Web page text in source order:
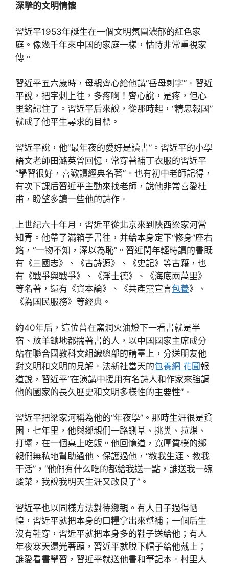
深摯的文明情懷
習近平1953年誕生在一個文明氛圍濃郁的紅色家
庭。像幾千年來中國的家庭一樣，怙恃非常重視家
傳。
習近平五六歲時，母親齊心給他講“岳母刺字”。習近
平說，把字刺上往，多疼啊！齊心說，是疼，但心
里銘記住了。習近平后來說，從那時起，“精忠報國”
就成了他平生尋求的目標。
習近平說，他“最年夜的愛好是讀書”。習近平的小學
語文老師田潞英曾回憶，常穿著補丁衣服的習近平
“學習很好，喜歡讀經典名著”。也有初中老師記得，
有次下課后習近平主動來找老師，說他非常喜愛杜
甫，盼望多讀一些他的詩作。
上世紀六十年月，習近平從北京來到陜西梁家河當
知青。他帶了滿箱子書往，并給本身定下“修身”座右
銘，“一物不知，深以為恥”。習近閏年輕時讀的書既
有《三國志》、《古詩源》、《史記》等古籍，也
有《戰爭與戰爭》、《浮士德》、《海底兩萬里》
等名著，還有《資本論》、《共產黨宣言包養》、
《為國民服務》等經典。
約40年后，這位曾在窯洞火油燈下一看書就是半
宿、放羊鋤地都揣著書的人，以中國國家主席成分
站在聯合國教科文組織總部的講臺上，分送朋友他
對文明和文明的見解。法新社當天的包養網 花圃報
道說，習近平“在演講中援用有名詩人和作家來強調
他的國家的長久歷史和文明多樣性的主要性”。
習近平把梁家河稱為他的“年夜學”。那時生涯很是貧
困，七年里，他與鄉親們一路鍘草、挑糞、拉煤、
打壩，在一個桌上吃飯。他回憶道，寬厚質樸的鄉
親們無私地幫助過他、保護過他，“教我生涯、教我
干活”，“他們有什么吃的都給我送一點，誰送我一碗
酸菜，我說我明天生涯又改良了”。
習近平也以同樣方法對待鄉親。有人日子過得恓
惶，習近平就把本身的口糧拿出來幫補；一個后生
沒有鞋穿，習近平就把本身多的鞋子送給他；有人
年夜寒天還光著頭，習近平就脫下帽子給他戴上；
誰愛看書學習，習近平就送他書和筆記本。村里人